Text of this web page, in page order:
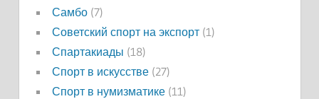
Самбо(7)
Советский спорт на экспорт(1)
Спартакиады (18)
Спорт в искусстве(27)
Спорт в нумизматике(11)